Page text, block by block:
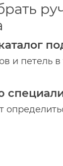
и петель